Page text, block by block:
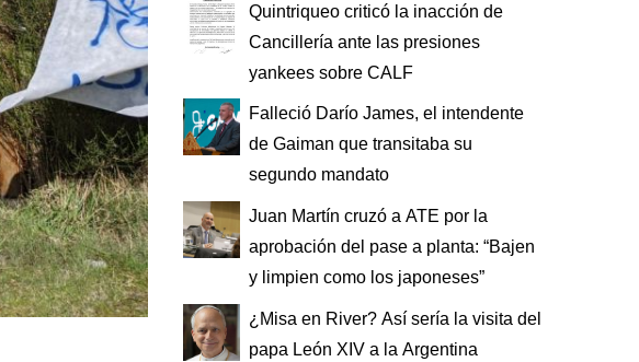
Quintriqueo criticó la inacción de
Cancillería ante las presiones
yankees sobre CALF
Falleció Darío James, el intendente
de Gaiman que transitaba su
segundo mandato
Juan Martín cruzó a ATE por la
aprobación del pase a planta: “Bajen
y limpien como los japoneses”
¿Misa en River? Así sería la visita del
papa León XIV a la Argentina